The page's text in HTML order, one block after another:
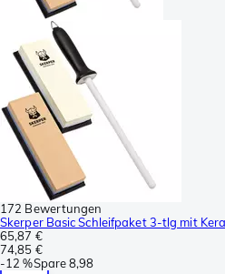
172 Bewertungen
Skerper Basic Schleifpaket 3-tlg mit
65,87 €
74,85 €
-12 %Spare8,98